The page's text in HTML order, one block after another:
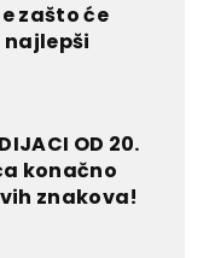
zašto će
OD 20.
konačno
znakova!